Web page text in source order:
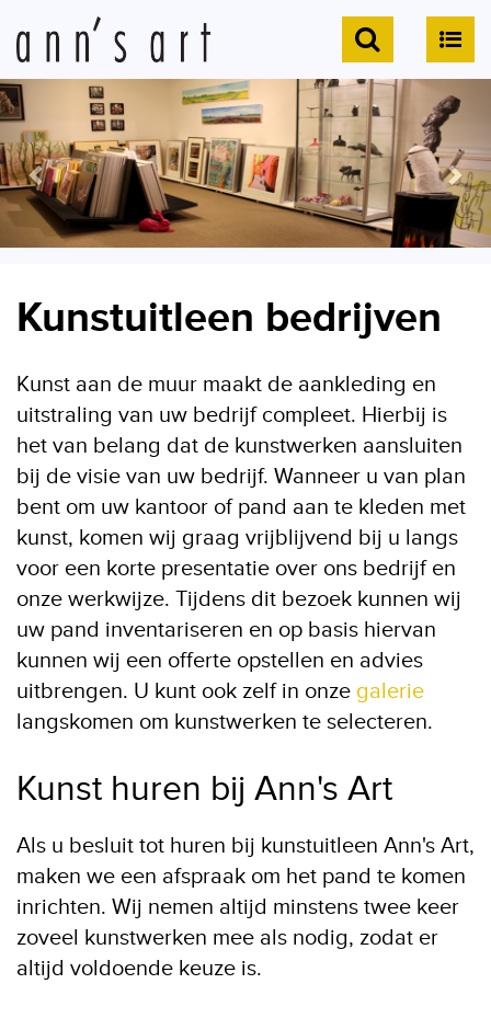
Kunstuitleen bedrijven
Kunst aan de muur maakt de aankleding en
uitstraling van uw bedrijf compleet. Hierbij is
het van belang dat de kunstwerken aansluiten
bij de visie van uw bedrijf. Wanneer u van plan
bent om uw kantoor of pand aan te kleden met
kunst, komen wij graag vrijblijvend bij u langs
voor een korte presentatie over ons bedrijf en
onze werkwijze. Tijdens dit bezoek kunnen wij
uw pand inventariseren en op basis hiervan
kunnen wij een offerte opstellen en advies
uitbrengen. U kunt ook zelf in onze galerie
langskomen om kunstwerken te selecteren.
Kunst huren bij Ann's Art
Als u besluit tot huren bij kunstuitleen Ann's Art,
maken we een afspraak om het pand te komen
inrichten. Wij nemen altijd minstens twee keer
zoveel kunstwerken mee als nodig, zodat er
altijd voldoende keuze is.